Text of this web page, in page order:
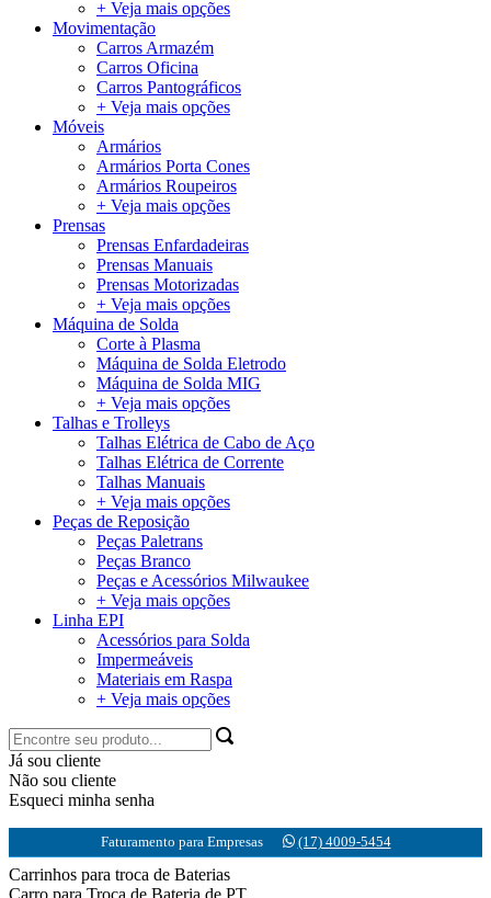
+ Veja mais opções
Movimentação
Carros Armazém
Carros Oficina
Carros Pantográficos
+ Veja mais opções
Móveis
Armários
Armários Porta Cones
Armários Roupeiros
+ Veja mais opções
Prensas
Prensas Enfardadeiras
Prensas Manuais
Prensas Motorizadas
+ Veja mais opções
Máquina de Solda
Corte à Plasma
Máquina de Solda Eletrodo
Máquina de Solda MIG
+ Veja mais opções
Talhas e Trolleys
Talhas Elétrica de Cabo de Aço
Talhas Elétrica de Corrente
Talhas Manuais
+ Veja mais opções
Peças de Reposição
Peças Paletrans
Peças Branco
Peças e Acessórios Milwaukee
+ Veja mais opções
Linha EPI
Acessórios para Solda
Impermeáveis
Materiais em Raspa
+ Veja mais opções
Já sou cliente
Não sou cliente
Esqueci minha senha
Faturamento para Empresas (17) 4009-5454
Carrinhos para troca de Baterias
Carro para Troca de Bateria de PT